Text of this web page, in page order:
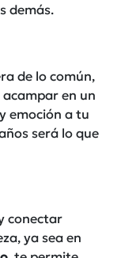
demás.
de lo común,
en un
emoción a tu
será lo que
conectar
ya sea en